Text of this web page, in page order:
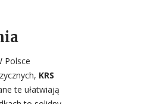
Polsce
KRS
te ułatwiają